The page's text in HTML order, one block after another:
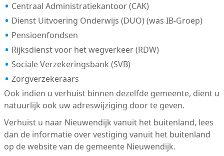
Centraal Administratiekantoor (CAK)
Dienst Uitvoering Onderwijs (DUO) (was IB-Groep)
Pensioenfondsen
Rijksdienst voor het wegverkeer (RDW)
Sociale Verzekeringsbank (SVB)
Zorgverzekeraars
Ook indien u verhuist binnen dezelfde gemeente, dient u
natuurlijk ook uw adreswijziging door te geven.
Verhuist u naar Nieuwendijk vanuit het buitenland, lees
dan de informatie over vestiging vanuit het buitenland
op de website van de gemeente Nieuwendijk.